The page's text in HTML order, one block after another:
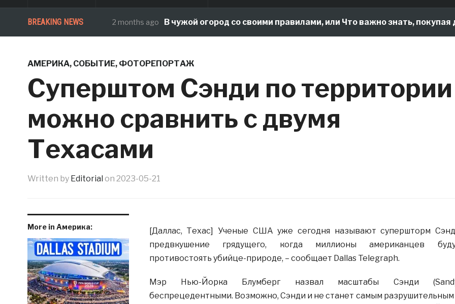
BREAKING NEWS 2 months ago В чужой огород со своими правилами, или Что важно знать, покупая
АМЕРИКА, СОБЫТИЕ, ФОТОРЕПОРТАЖ
Суперштом Сэнди по территории
можно сравнить с двумя
Техасами
Written by Editorial on 2023-05-21
More in Америка:
[Даллас, Техас] Ученые США уже сегодня называют супершторм
предвкушение грядущего, когда миллионы американцев
противостоять убийце-природе, – сообщает Dallas Telegraph.
Мэр Нью-Йорка Блумберг назвал масштабы Сэнди
беспрецедентными. Возможно, Сэнди и не станет самым разрушительным